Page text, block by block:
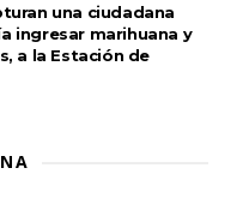
una ciudadana
ingresar marihuana y
a la Estación de